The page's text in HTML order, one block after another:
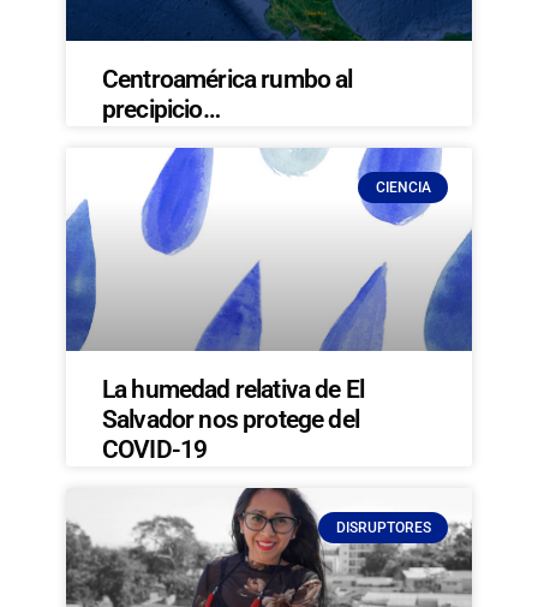
Centroamérica rumbo al
precipicio…
CIENCIA
La humedad relativa de El
Salvador nos protege del
COVID-19
DISRUPTORES